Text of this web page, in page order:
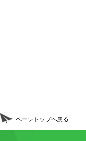
ページトップへ戻る